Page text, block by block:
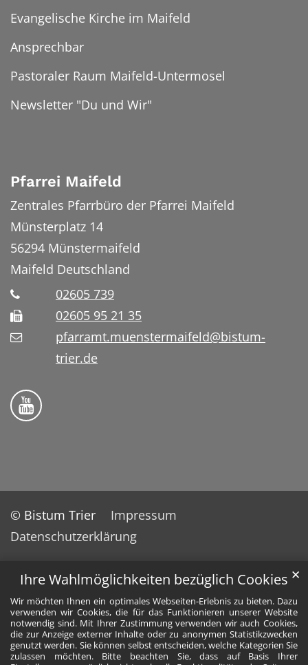
Ihre Wahlmöglichkeiten bezüglich Cookies
Wir möchten Ihnen ein optimales Webseiten-Erlebnis zu bieten. Dazu
verwenden wir Cookies, die für das Funktionieren unserer Website
notwendig sind. Mit Ihrer Zustimmung verwenden wir auch Cookies,
die zur Anzeige externer Inhalte oder zu anonymen Statistikzwecken
genutzt werden. Sie können selbst entscheiden, welche Kategorien Sie
zulassen möchten. Bitte beachten Sie, dass auf Basis Ihrer
✕
Evangelische Kirche im Maifeld
Ansprechbar
Pastoraler Raum Maifeld-Untermosel
Newsletter "Du und Wir"
Pfarrei Maifeld
Zentrales Pfarrbüro der Pfarrei Maifeld
Münsterplatz 14
56294 Münstermaifeld
Maifeld Deutschland
02605 739
02605 95 21 35
pfarramt.muenstermaifeld@bistum-
trier.de
Folge uns auf YouTube
© Bistum Trier
Impressum
Datenschutzerklärung